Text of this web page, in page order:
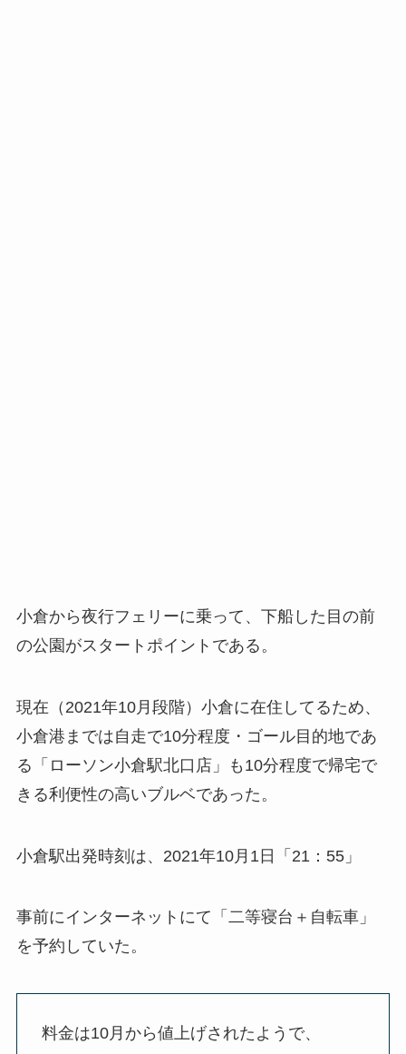
小倉から夜行フェリーに乗って、下船した目の前
の公園がスタートポイントである。
現在（2021年10月段階）小倉に在住してるため、
小倉港までは自走で10分程度・ゴール目的地であ
る「ローソン小倉駅北口店」も10分程度で帰宅で
きる利便性の高いブルベであった。
小倉駅出発時刻は、2021年10月1日「21：55」
事前にインターネットにて「二等寝台＋自転車」
を予約していた。
料金は10月から値上げされたようで、